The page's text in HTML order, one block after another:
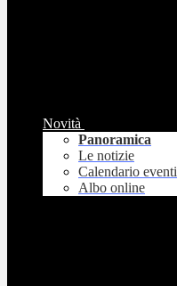
Novità
Panoramica
Le notizie
Calendario eventi
Albo online